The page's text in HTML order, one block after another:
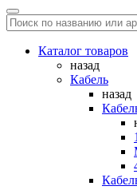
Каталог товаров
назад
Кабель
назад